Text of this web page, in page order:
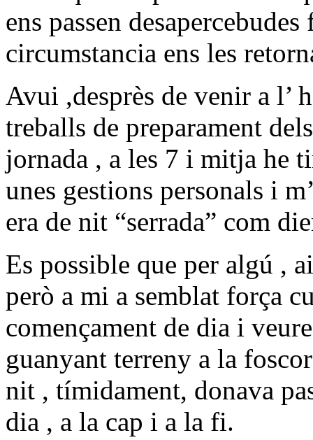
ens passen
circumstancia ens les
Avui ,desprès de venir a l’
treballs de preparament
jornada , a les 7 i mitja he
unes gestions personals i
era de nit “serrada” com
Es possible que per algú ,
però a mi a semblat força
començament de dia i
guanyant terreny a la
nit , tímidament, donava
dia , a la cap i a la fi.